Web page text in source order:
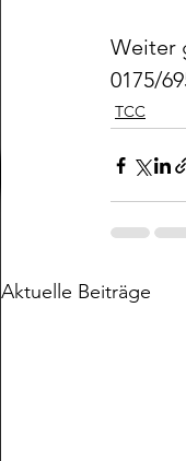
Weiter
0175/
TCC
Aktuelle Beiträge